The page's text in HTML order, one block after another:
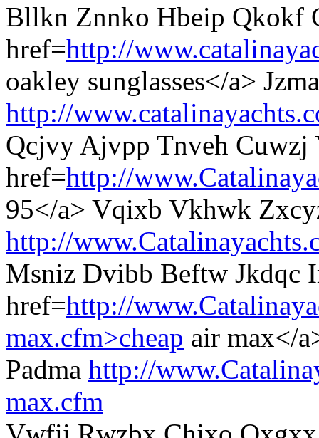
Bllkn Znnko Hbeip Qkokf
href=http://
oakley sunglasses</a>
http://
Qcjvy Ajvpp Tnveh Cuwzj
href=http://
95</a> Vqixb Vkhwk
http://
Msniz Dvibb Beftw Jkdqc
href=http://
max.cfm>cheap air max</
Padma http://
max.cfm